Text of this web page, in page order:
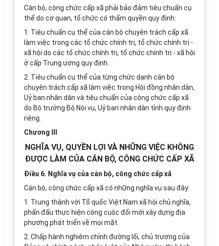
Cán bộ, công chức cấp xã phải bảo đảm tiêu chuẩn cụ
thể do cơ quan, tổ chức có thẩm quyền quy định:
1. Tiêu chuẩn cụ thể của cán bộ chuyên trách cấp xã
làm việc trong các tổ chức chính trị, tổ chức chính trị -
xã hội do các tổ chức chính trị, tổ chức chính trị - xã hội
ở cấp Trung ương quy định.
2. Tiêu chuẩn cụ thể của từng chức danh cán bộ
chuyên trách cấp xã làm việc trong Hội đồng nhân dân,
Uỷ ban nhân dân và tiêu chuẩn của công chức cấp xã
do Bộ trưởng Bộ Nội vụ, Uỷ ban nhân dân tỉnh quy định
riêng.
Chương III
NGHĨA VỤ, QUYỀN LỢI VÀ NHỮNG VIỆC KHÔNG
ĐƯỢC LÀM CỦA CÁN BỘ, CÔNG CHỨC CẤP XÃ
Điều 6. Nghĩa vụ của cán bộ, công chức cấp xã
Cán bộ, công chức cấp xã có những nghĩa vụ sau đây:
1. Trung thành với Tổ quốc Việt Nam xã hội chủ nghĩa,
phấn đấu thực hiện công cuộc đổi mới xây dựng địa
phương phát triển về mọi mặt.
2. Chấp hành nghiêm chỉnh đường lối, chủ trương của